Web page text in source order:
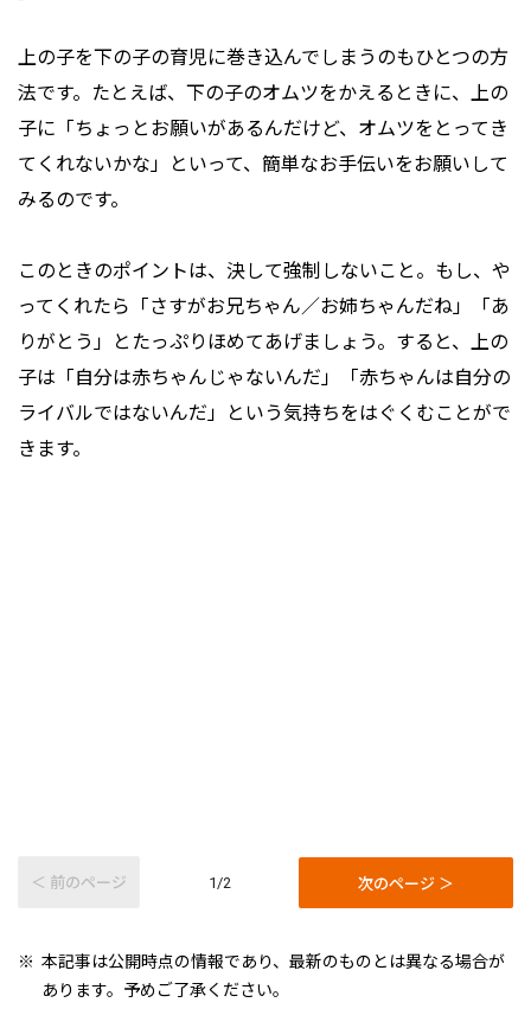
上の子を下の子の育児に巻き込んでしまうのもひとつの方
法です。たとえば、下の子のオムツをかえるときに、上の
子に「ちょっとお願いがあるんだけど、オムツをとってき
てくれないかな」といって、簡単なお手伝いをお願いして
みるのです。
このときのポイントは、決して強制しないこと。もし、や
ってくれたら「さすがお兄ちゃん／お姉ちゃんだね」「あ
りがとう」とたっぷりほめてあげましょう。すると、上の
子は「自分は赤ちゃんじゃないんだ」「赤ちゃんは自分の
ライバルではないんだ」という気持ちをはぐくむことがで
きます。
＜ 前のページ 1/2 次のページ ＞
本記事は公開時点の情報であり、最新のものとは異なる場合が
あります。予めご了承ください。